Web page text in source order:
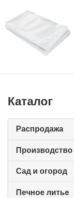
Каталог
Распродажа
Сад и огород
Печное литье